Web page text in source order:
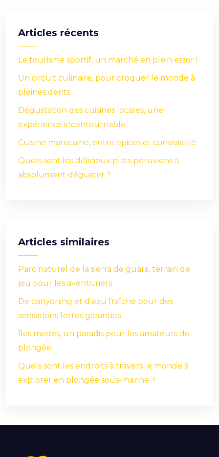
Articles récents
Le tourisme sportif, un marché en plein essor !
Un circuit culinaire, pour croquer le monde à
pleines dents
Dégustation des cuisines locales, une
expérience incontournable
Cuisine marocaine, entre épices et convivialité
Quels sont les délicieux plats péruviens à
absolument déguster ?
Articles similaires
Parc naturel de la sierra de guara, terrain de
jeu pour les aventuriers
De canyoning et d’eau fraîche pour des
sensations fortes garanties
Îles medes, un paradis pour les amateurs de
plongée
Quels sont les endroits à travers le monde à
explorer en plongée sous-marine ?